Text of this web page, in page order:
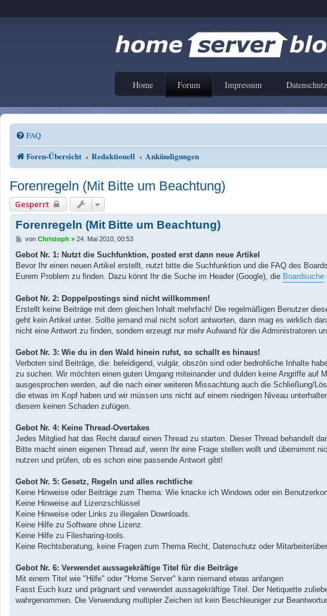
Home Forum Impressum Datenschutz
FAQ
Foren-Übersicht Redaktionell Ankündigungen
Forenregeln (Mit Bitte um Beachtung)
Gesperrt
Forenregeln (Mit Bitte um Beachtung)
B
i
r
a
von Christoph » 24. Mai 2010, 00:53
Gebot Nr. 1: Nutzt die Suchfunktion, posted erst dann neue Artikel
Bevor Ihr einen neuen Artikel erstellt, nutzt bitte die Suchfunktion und die FAQ des
Eurem Problem zu finden. Dazu könnt Ihr die Suche im Header (Google), die Boardsuche
Gebot Nr. 2: Doppelpostings sind nicht willkommen!
Erstellt keine Beiträge mit dem gleichen Inhalt mehrfach! Die regelmäßigen Benutzer
geht kein Artikel unter. Sollte jemand mal nicht sofort antworten, dann mag es wirklich
nicht eine Antwort zu finden, sondern erzeugt nur mehr Aufwand für die Administratoren
Gebot Nr. 3: Wie du in den Wald hinein rufst, so schallt es hinaus!
Verboten sind Beiträge, die: beleidigend, vulgär, obszön sind oder bedrohliche Inhalte
zu suchen. Wir möchten einen guten Umgang miteinander und dulden keine Angriffe auf
ausgesprochen werden, auf die nach einer weiteren Missachtung auch die Schließung/
die etwas im Kopf haben und wir müssen uns nicht auf einem niedrigen Niveau
diesem keinen Schaden zufügen.
Gebot Nr. 4: Keine Thread-Overtakes
Jedes Mitglied hat das Recht darauf einen Thread zu starten. Dieser Thread behandelt
Bitte macht einen eigenen Thread auf, wenn Ihr eine Frage stellen wollt und übernimmt
nutzen und prüfen, ob es schon eine passende Antwort gibt!
Gebot Nr. 5: Gesetz, Regeln und alles rechtliche
Keine Hinweise oder Beiträge zum Thema: Wie knacke ich Windows oder ein
Keine Hinweise auf Lizenzschlüssel
Keine Hinweise oder Links zu illegalen Downloads.
Keine Hilfe zu Software ohne Lizenz.
Keine Hilfe zu Filesharing-tools.
Keine Rechtsberatung, keine Fragen zum Thema Recht, Datenschutz oder
Gebot Nr. 6: Verwendet aussagekräftige Titel für die Beiträge
Mit einem Titel wie "Hilfe" oder "Home Server" kann niemand etwas anfangen
Fasst Euch kurz und prägnant und verwendet aussagekräftige Titel. Der Netiquette
wahrgenommen. Die Verwendung multipler Zeichen ist kein Beschleuniger zur